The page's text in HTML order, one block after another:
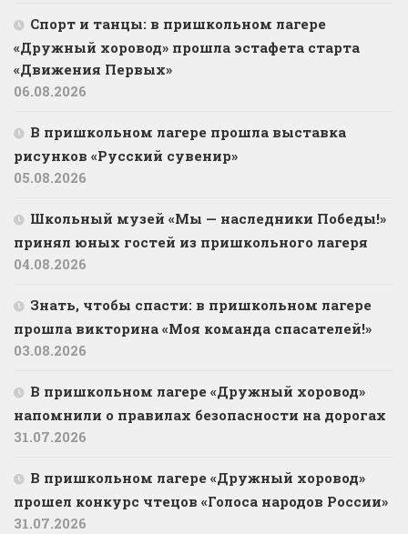
Спорт и танцы: в пришкольном лагере
«Дружный хоровод» прошла эстафета старта
«Движения Первых»
06.08.2026
В пришкольном лагере прошла выставка
рисунков «Русский сувенир»
05.08.2026
Школьный музей «Мы — наследники Победы!»
принял юных гостей из пришкольного лагеря
04.08.2026
Знать, чтобы спасти: в пришкольном лагере
прошла викторина «Моя команда спасателей!»
03.08.2026
В пришкольном лагере «Дружный хоровод»
напомнили о правилах безопасности на дорогах
31.07.2026
В пришкольном лагере «Дружный хоровод»
прошел конкурс чтецов «Голоса народов России»
31.07.2026